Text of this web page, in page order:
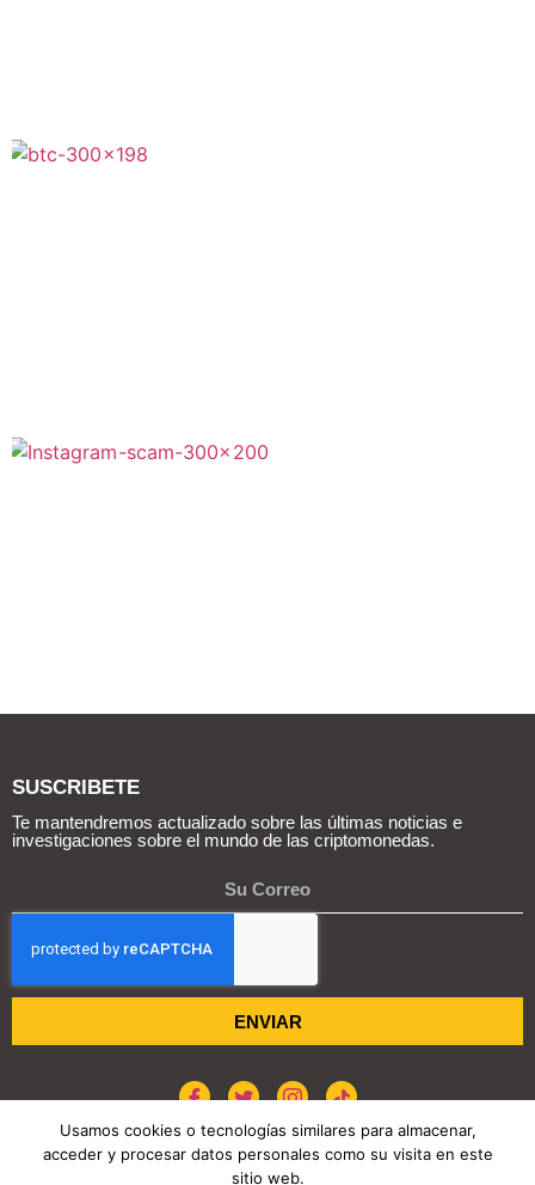
SUSCRIBETE
Te mantendremos actualizado sobre las últimas noticias e
investigaciones sobre el mundo de las criptomonedas.
ENVIAR
POLÍTICA DE COOKIES
Usamos cookies o tecnologías similares para almacenar,
acceder y procesar datos personales como su visita en este
sitio web.